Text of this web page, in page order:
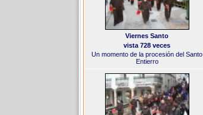
Viernes Santo
vista 728 veces
Un momento de la procesión del Santo
Entierro